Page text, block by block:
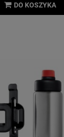
DO KOSZYKA